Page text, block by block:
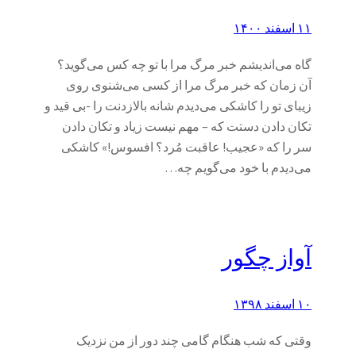
۱۱ اسفند ۱۴۰۰
گاه می‌اندیشم خبر مرگ مرا با تو چه کس می‌گوید؟
آن زمان که خبر مرگ مرا از کسی می‌شنوی روی
زیبای تو را کاشکی می‌دیدم شانه بالازدنت را -بی قید و
تکان دادن دستت که – مهم نیست زیاد و تکان دادن
سر را که «عجیب! عاقبت مُرد؟ افسوس!» کاشکی
می‌دیدم با خود می‌گویم چه…
آواز چگور
۱۰ اسفند ۱۳۹۸
وقتی که شب هنگام گامی چند دور از من نزدیک